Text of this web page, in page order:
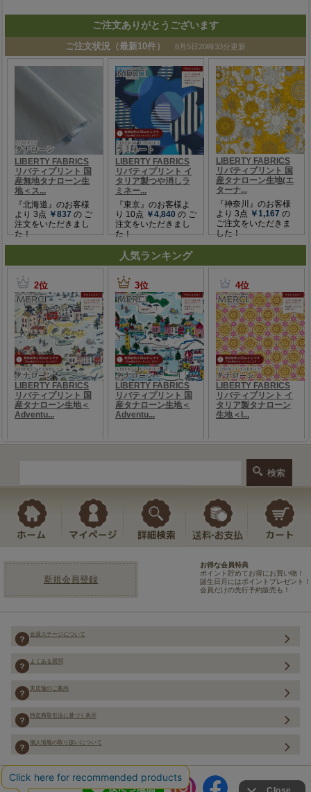
ご注文ありがとうございます
人気ランキング
新規会員登録
お得な会員特典
ポイント貯めてお得にお買い物！
誕生日月にはポイントプレゼント！
会員だけの先行予約販売も！
会員ステージについて
よくある質問
実店舗のご案内
特定商取引法に基づく表示
個人情報の取り扱いについて